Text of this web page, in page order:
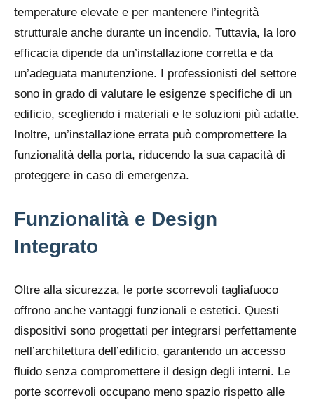
temperature elevate e per mantenere l’integrità
strutturale anche durante un incendio. Tuttavia, la loro
efficacia dipende da un’installazione corretta e da
un’adeguata manutenzione. I professionisti del settore
sono in grado di valutare le esigenze specifiche di un
edificio, scegliendo i materiali e le soluzioni più adatte.
Inoltre, un’installazione errata può compromettere la
funzionalità della porta, riducendo la sua capacità di
proteggere in caso di emergenza.
Funzionalità e Design
Integrato
Oltre alla sicurezza, le porte scorrevoli tagliafuoco
offrono anche vantaggi funzionali e estetici. Questi
dispositivi sono progettati per integrarsi perfettamente
nell’architettura dell’edificio, garantendo un accesso
fluido senza compromettere il design degli interni. Le
porte scorrevoli occupano meno spazio rispetto alle